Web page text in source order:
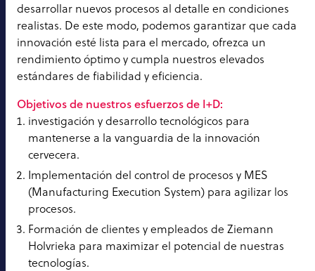
desarrollar nuevos procesos al detalle en condiciones
realistas. De este modo, podemos garantizar que cada
innovación esté lista para el mercado, ofrezca un
rendimiento óptimo y cumpla nuestros elevados
estándares de fiabilidad y eficiencia.
Objetivos de nuestros esfuerzos de I+D:
investigación y desarrollo tecnológicos para
mantenerse a la vanguardia de la innovación
cervecera.
Implementación del control de procesos y MES
(Manufacturing Execution System) para agilizar los
procesos.
Formación de clientes y empleados de Ziemann
Holvrieka para maximizar el potencial de nuestras
tecnologías.